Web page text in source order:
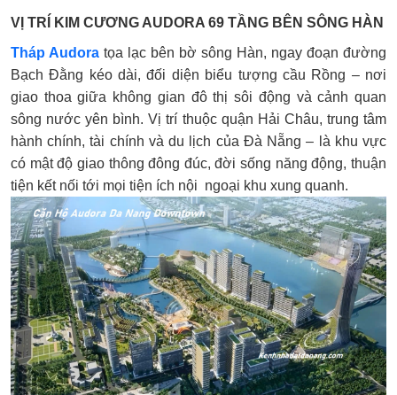
VỊ TRÍ KIM CƯƠNG AUDORA 69 TẦNG BÊN SÔNG HÀN
Tháp Audora tọa lạc bên bờ sông Hàn, ngay đoạn đường
Bạch Đằng kéo dài, đối diện biểu tượng cầu Rồng – nơi
giao thoa giữa không gian đô thị sôi động và cảnh quan
sông nước yên bình.Vị trí thuộc quận Hải Châu, trung tâm
hành chính, tài chính và du lịch của Đà Nẵng – là khu vực
có mật độ giao thông đông đúc, đời sống năng động, thuận
tiện kết nối tới mọi tiện ích nội ngoại khu xung quanh.